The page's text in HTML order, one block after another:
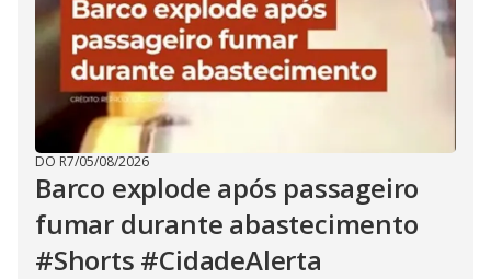
DO R7/05/08/2026
Barco explode após passageiro
fumar durante abastecimento
#Shorts #CidadeAlerta